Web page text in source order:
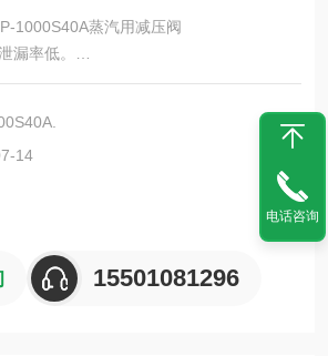
1000S40A蒸汽用减压阀
漏率低。
14
15501081296
电话咨询